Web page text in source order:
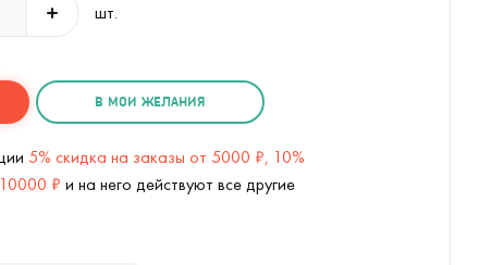
шт.
В МОИ ЖЕЛАНИЯ
5% скидка на заказы от 5000 ₽, 10%
₽ и на него действуют все другие